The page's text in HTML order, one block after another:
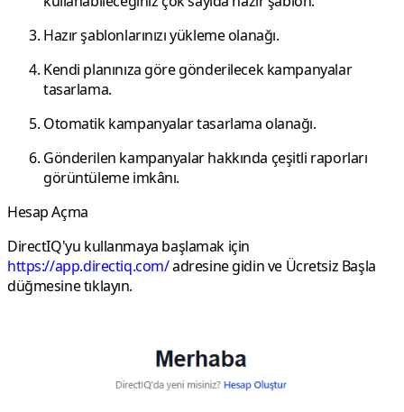
Hazır şablonlarınızı yükleme olanağı.
Kendi planınıza göre gönderilecek kampanyalar
tasarlama.
Otomatik kampanyalar tasarlama olanağı.
Gönderilen kampanyalar hakkında çeşitli raporları
görüntüleme imkânı.
Hesap Açma
DirectIQ'yu kullanmaya başlamak için
https://app.directiq.com/adresine gidin ve Ücretsiz Başla
düğmesine tıklayın.